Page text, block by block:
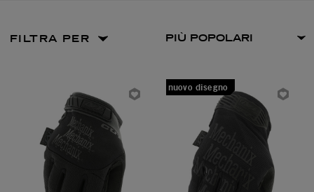
FILTRA PER
nuovo disegno